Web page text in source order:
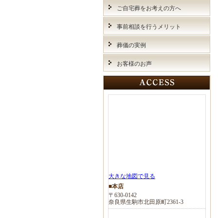
ご自宅葬をお考えの方へ
事前相談を行うメリット
葬儀の実例
お客様のお声
大きな地図で見る
■本店
〒630-0142
奈良県生駒市北田原町2361-3